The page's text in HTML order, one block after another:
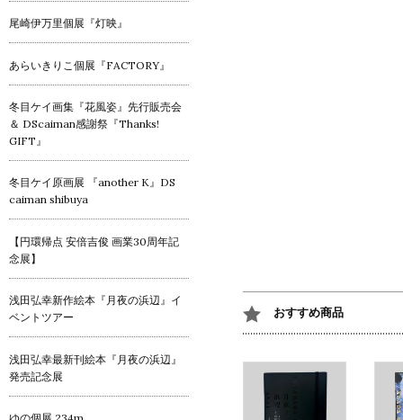
おすすめ商品
尾崎伊万里個展『灯映』
あらいきりこ個展『FACTORY』
冬目ケイ画集『花風姿』先行販売会
＆ DScaiman感謝祭『Thanks!
GIFT』
冬目ケイ原画展 『another K』DS
caiman shibuya
【円環帰点 安倍吉俊 画業30周年記
念展】
浅田弘幸新作絵本『月夜の浜辺』イ
ベントツアー
浅田弘幸最新刊絵本『月夜の浜辺』
発売記念展